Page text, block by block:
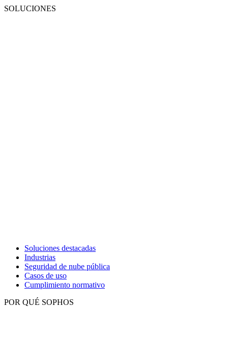
SOLUCIONES
Soluciones destacadas
Industrias
Seguridad de nube pública
Casos de uso
Cumplimiento normativo
POR QUÉ SOPHOS